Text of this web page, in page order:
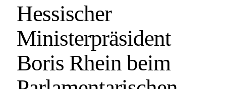
Hessischer
Ministerpräsident
Boris Rhein beim